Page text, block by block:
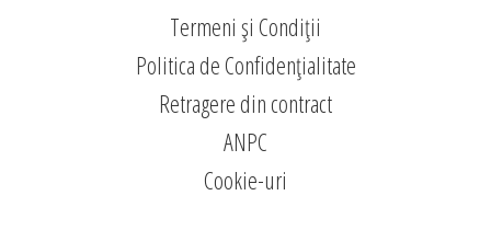
Termeni și Condiții
Politica de Confidențialitate
Retragere din contract
ANPC
Cookie-uri